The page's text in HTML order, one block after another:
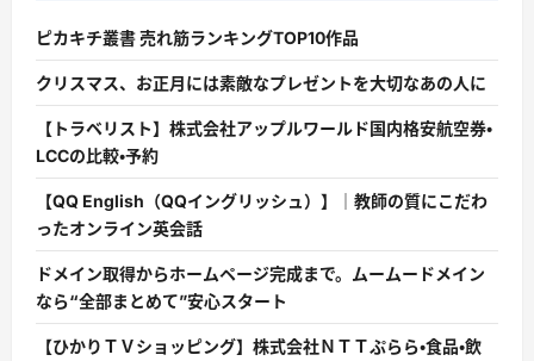
ピカキチ叢書 売れ筋ランキングTOP10作品
クリスマス、お正月には素敵なプレゼントを大切なあの人に
【トラベリスト】株式会社アップルワールド国内格安航空券・
LCCの比較・予約
【QQ English（QQイングリッシュ）】｜教師の質にこだわ
ったオンライン英会話
ドメイン取得からホームページ完成まで。ムームードメイン
なら“全部まとめて”安心スタート
【ひかりＴＶショッピング】株式会社ＮＴＴぷらら・食品・飲